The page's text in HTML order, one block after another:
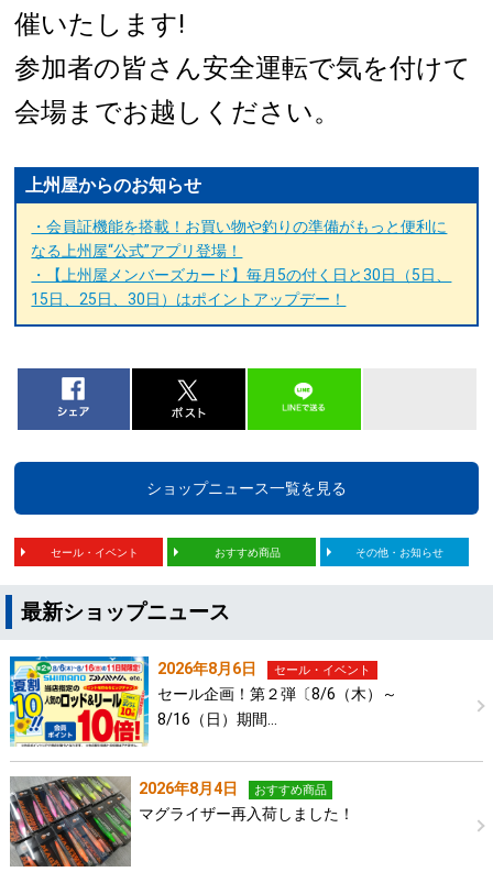
催いたします!
参加者の皆さん安全運転で気を付けて
会場までお越しください。
上州屋からのお知らせ
・会員証機能を搭載！お買い物や釣りの準備がもっと便利に
なる上州屋“公式”アプリ登場！
・【上州屋メンバーズカード】毎月5の付く日と30日（5日、
15日、25日、30日）はポイントアップデー！
ショップニュース一覧を見る
セール・イベント おすすめ商品 その他・お知らせ
最新ショップニュース
2026年8月6日 セール・イベント
セール企画！第２弾〔8/6（木）～
8/16（日）期間…
2026年8月4日 おすすめ商品
マグライザー再入荷しました！